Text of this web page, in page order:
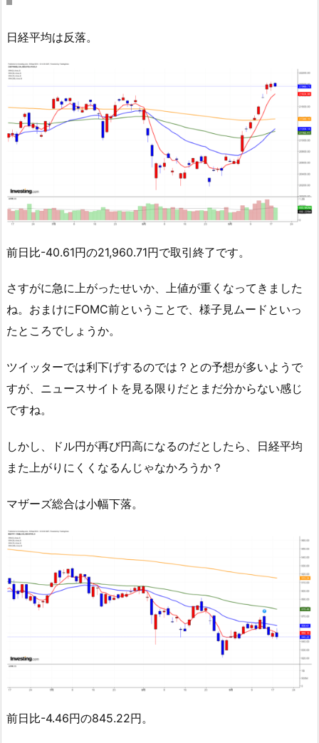
日経平均は反落。
前日比-40.61円の21,960.71円で取引終了です。
さすがに急に上がったせいか、上値が重くなってきました
ね。おまけにFOMC前ということで、様子見ムードといっ
たところでしょうか。
ツイッターでは利下げするのでは？との予想が多いようで
すが、ニュースサイトを見る限りだとまだ分からない感じ
ですね。
しかし、ドル円が再び円高になるのだとしたら、日経平均
また上がりにくくなるんじゃなかろうか？
マザーズ総合は小幅下落。
前日比-4.46円の845.22円。